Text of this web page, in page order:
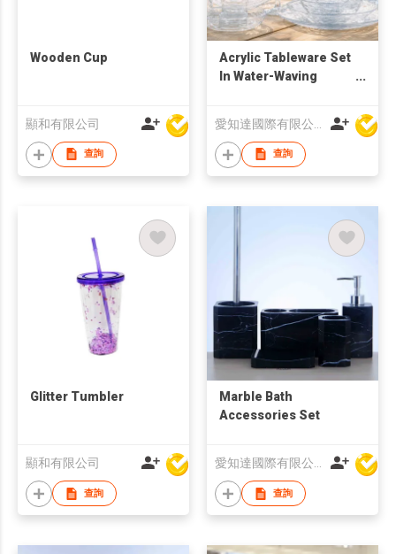
Wooden Cup
顯和有限公司
查詢
Acrylic Tableware Set
In Water-Waving
查詢
Glitter Tumbler
顯和有限公司
查詢
Marble Bath
Accessories Set
愛知達國際有限公司
查詢